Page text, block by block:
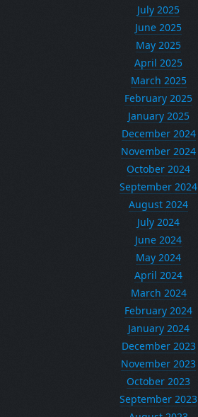
July 2025
June 2025
May 2025
April 2025
March 2025
February 2025
January 2025
December 2024
November 2024
October 2024
September 2024
August 2024
July 2024
June 2024
May 2024
April 2024
March 2024
February 2024
January 2024
December 2023
November 2023
October 2023
September 2023